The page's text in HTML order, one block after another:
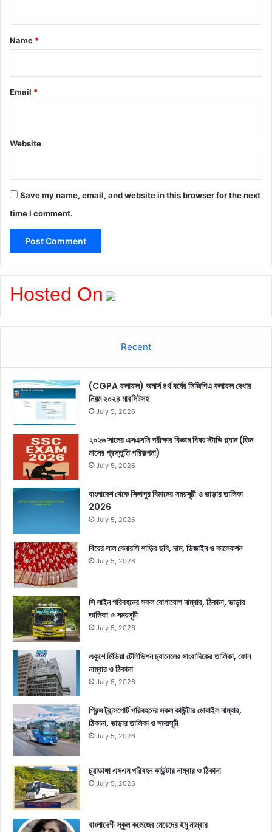
*
Name *
Email *
Website
Save my name, email, and website in this browser for the next
time I comment.
Hosted On
Recent
(CGPA ফলাফল) অনার্স ৪র্থ বর্ষের সিজিপিএ ফলাফল দেখার
নিয়ম ২০২৪ মারসিটসহ
July 5, 2026
২০২৬ সালের এসএসসি পরীক্ষার বিজ্ঞান বিষয় স্টাডি প্ল্যান (তিন
মাসের প্রস্তুতি পরিকল্পনা)
July 5, 2026
বাংলাদেশ থেকে সিঙ্গাপুর বিমানের সময়সূচী ও ভাড়ার তালিকা
2026
July 5, 2026
বিয়ের লাল বেনারসি শাড়ির ছবি, দাম, ডিজাইন ও কালেকশন
July 5, 2026
সি লাইন পরিবহনের সকল যোগাযোগ নাম্বার, ঠিকানা, ভাড়ার
তালিকা ও সময়সূচী
July 5, 2026
একুশে মিডিয়া টেলিভিশন চ্যানেলের সাংবাদিকের তালিকা, ফোন
নাম্বার ও ঠিকানা
July 5, 2026
প্রিন্স ট্রান্সপোর্ট পরিবহনের সকল কাউন্টার মোবাইল নাম্বার,
ঠিকানা, ভাড়ার তালিকা ও সময়সূচী
July 5, 2026
চুয়াডাঙ্গা এসএম পরিবহন কাউন্টার নাম্বার ও ঠিকানা
July 5, 2026
বাংলাদেশী স্কুল কলেজের মেয়েদের ইমু নাম্বার